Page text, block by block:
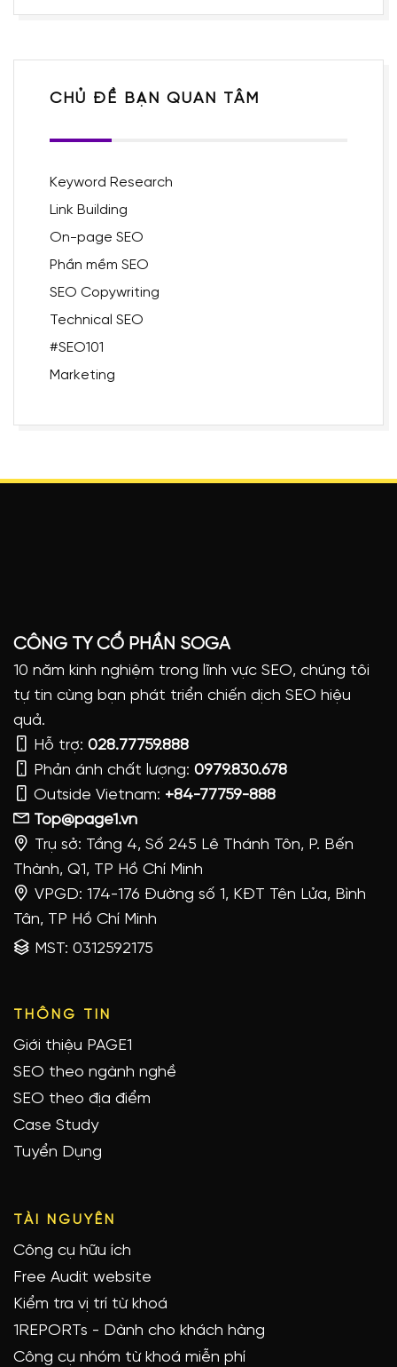
CHỦ ĐỀ BẠN QUAN TÂM
Keyword Research
Link Building
On-page SEO
Phần mềm SEO
SEO Copywriting
Technical SEO
#SEO101
Marketing
CÔNG TY CỔ PHẦN SOGA
10 năm kinh nghiệm trong lĩnh vực SEO, chúng tôi
tự tin cùng bạn phát triển chiến dịch SEO hiệu
quả.
Hỗ trợ: 028.77759.888
Phản ánh chất lượng: 0979.830.678
Outside Vietnam: +84-77759-888
Top@page1.vn
Trụ sở: Tầng 4, Số 245 Lê Thánh Tôn, P. Bến
Thành, Q1, TP Hồ Chí Minh
VPGD: 174-176 Đường số 1, KĐT Tên Lửa, Bình
Tân, TP Hồ Chí Minh
MST: 0312592175
THÔNG TIN
Giới thiệu PAGE1
SEO theo ngành nghề
SEO theo địa điểm
Case Study
Tuyển Dụng
TÀI NGUYÊN
Công cụ hữu ích
Free Audit website
Kiểm tra vị trí từ khoá
1REPORTs - Dành cho khách hàng
Công cụ nhóm từ khoá miễn phí